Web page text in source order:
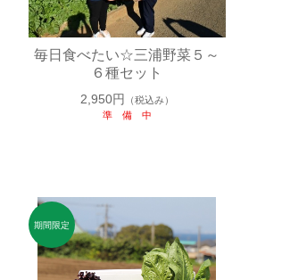
毎日食べたい☆三浦野菜５～
６種セット
2,950円
（税込み）
準 備 中